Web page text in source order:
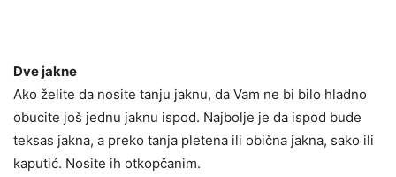
Dve jakne
Ako želite da nosite tanju jaknu, da Vam ne bi bilo hladno
obucite još jednu jaknu ispod. Najbolje je da ispod bude
teksas jakna, a preko tanja pletena ili obična jakna, sako ili
kaputić. Nosite ih otkopčanim.